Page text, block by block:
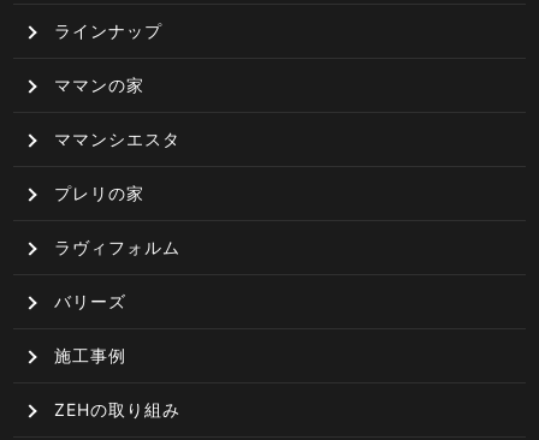
ラインナップ
ママンの家
ママンシエスタ
プレリの家
ラヴィフォルム
バリーズ
施工事例
ZEHの取り組み